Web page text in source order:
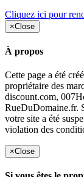
Cliquez ici pour
×Close
À propos
Cette page a été
propriétaire des
discount.com,
RueDuDomaine.fr.
votre site a été
violation des
×Close